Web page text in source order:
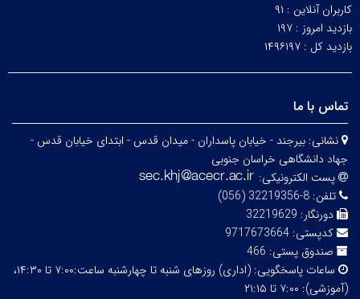
کاربران آنلاین : ۹۱
بازدید امروز : ۱۹۷
بازدید کل : ۱۴۹۶۱۹۷
تماس با ما
نشانی: بیرجند - خیابان پاسداران - میدان قدس - ابتدای خیابان قدس -
جهاد دانشگاهی خراسان جنوبی
پست الکترونیکی:
تلفن: 8-32219356 (056)
دورنگار: 32219629
کدپستی: 9717673664
صندوق پستی: 466
ساعات پاسخگویی:
(اداری) روزهای شنبه تا چهارشنبه ساعت:۷:۰۰ تا ۱۴:۳۰،
(آموزشی): ۷:۰۰ تا ۲۱:۱۵